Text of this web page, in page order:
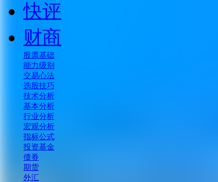
快评
财商
股票基础
能力级别
交易心法
选股技巧
技术分析
基本分析
行业分析
宏观分析
指标公式
投资基金
债券
期货
外汇